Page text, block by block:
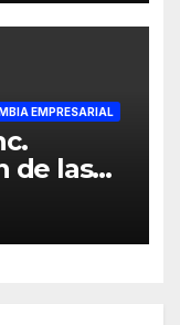
EMPRESARIAL
de las
y